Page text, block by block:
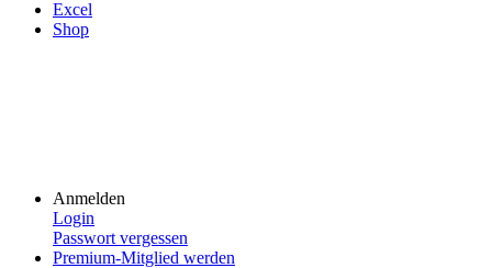
Excel
Shop
Anmelden
Login
Passwort vergessen
Premium-Mitglied werden